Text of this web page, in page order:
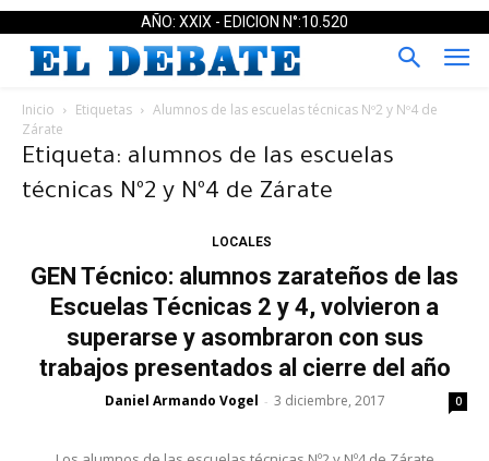
AÑO: XXIX - EDICION N°:10.520
Inicio Etiquetas
Alumnos de las escuelas técnicas Nº2 y Nº4 de
Zárate
Etiqueta: alumnos de las escuelas
técnicas Nº2 y Nº4 de Zárate
LOCALES
GEN Técnico: alumnos zarateños de las
Escuelas Técnicas 2 y 4, volvieron a
superarse y asombraron con sus
trabajos presentados al cierre del año
Daniel Armando Vogel - 3 diciembre, 2017 0